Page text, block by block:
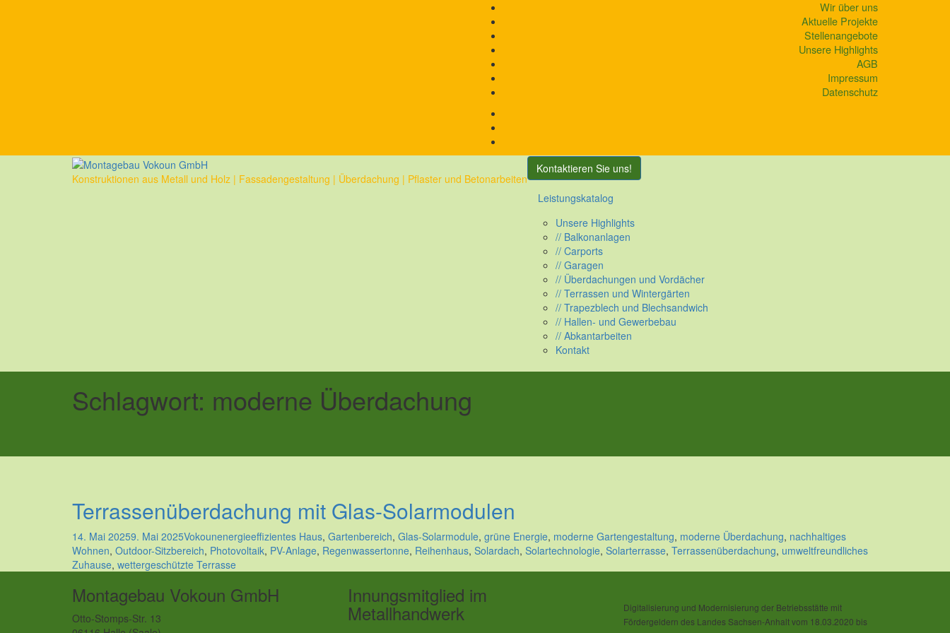
Wir über uns
Aktuelle Projekte
Stellenangebote
Unsere Highlights
AGB
Impressum
Datenschutz
Konstruktionen aus Metall und Holz | Fassadengestaltung | Überdachung | Pflaster und Betonarbeiten
Kontaktieren Sie uns!
Leistungskatalog
Unsere Highlights
// Balkonanlagen
// Carports
// Garagen
// Überdachungen und Vordächer
// Terrassen und Wintergärten
// Trapezblech und Blechsandwich
// Hallen- und Gewerbebau
// Abkantarbeiten
Kontakt
Schlagwort: moderne Überdachung
Terrassenüberdachung mit Glas-Solarmodulen
14. Mai 20259. Mai 2025Vokounenergieeffizientes Haus, Gartenbereich, Glas-Solarmodule, grüne Energie, moderne Gartengestaltung, moderne Überdachung, nachhaltiges
Wohnen, Outdoor-Sitzbereich, Photovoltaik, PV-Anlage, Regenwassertonne, Reihenhaus, Solardach, Solartechnologie, Solarterrasse, Terrassenüberdachung, umweltfreundliches
Zuhause, wettergeschützte Terrasse
Montagebau Vokoun GmbH
Otto-Stomps-Str. 13
Innungsmitglied im
Metallhandwerk
Digitalisierung und Modernisierung der Betriebsstätte mit
Fördergeldern des Landes Sachsen-Anhalt vom 18.03.2020 bis